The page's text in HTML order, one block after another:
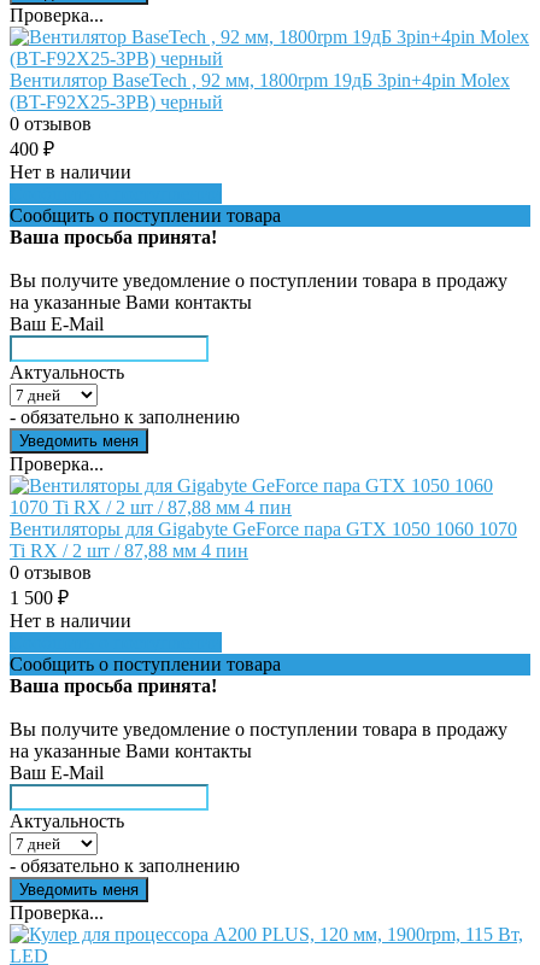
Проверка...
Вентилятор BaseTech , 92 мм, 1800rpm 19дБ 3pin+4pin Molex
(BT-F92X25-3PB) черный
0 отзывов
400 ₽
Нет в наличии
Сообщить о поступлении товара
Ваша просьба принята!
Вы получите уведомление о поступлении товара в продажу
на указанные Вами контакты
Ваш E-Mail
Актуальность
- обязательно к заполнению
Проверка...
Вентиляторы для Gigabyte GeForce пара GTX 1050 1060 1070
Ti RX / 2 шт / 87,88 мм 4 пин
0 отзывов
1 500 ₽
Нет в наличии
Сообщить о поступлении товара
Ваша просьба принята!
Вы получите уведомление о поступлении товара в продажу
на указанные Вами контакты
Ваш E-Mail
Актуальность
- обязательно к заполнению
Проверка...